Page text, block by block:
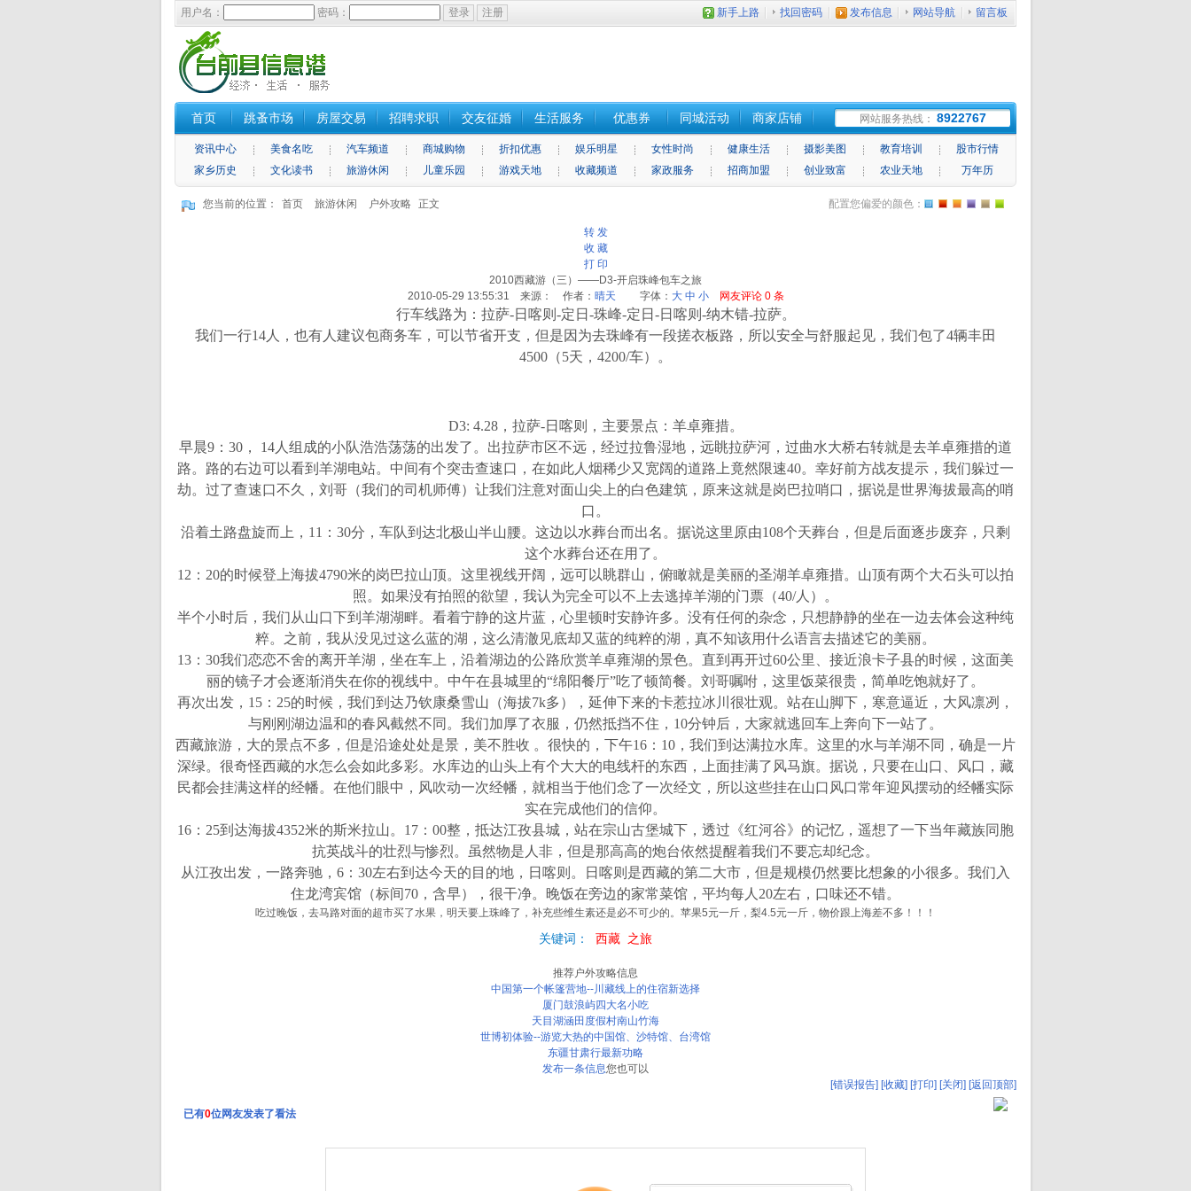
用户名： 密码： 新手上路 找回密码 发布信息 网站导航 留言板
首页 跳蚤市场 房屋交易 招聘求职 交友征婚 生活服务 优惠券 同城活动 商家店铺 网站服务热线： 8922767
资讯中心 美食名吃 汽车频道 商城购物 折扣优惠 娱乐明星 女性时尚 健康生活 摄影美图 教育培训
股市行情
家乡历史
文化读书 旅游休闲 儿童乐园 游戏天地 收藏频道 家政服务 招商加盟 创业致富 农业天地 万年历
您当前的位置： 首页 旅游休闲 户外攻略 正文 配置您偏爱的颜色：
转 发
收 藏
打 印
2010西藏游（三）——D3-开启珠峰包车之旅
2010-05-29 13:55:31 来源： 作者： 晴天 字体： 大 中 小 网友评论 0条
行车线路为：拉萨-日喀则 -定日 -珠峰-定日 -日喀则 -纳木错-拉萨。
我们一行14 人，也有人建议包商务车，可以节省开支，但是因为去珠峰有一段搓衣板路，所以安全与舒服起见，我们包了4辆丰田
4500（5天，4200/车）
。
D3: 4.28，拉萨-日喀则， 主要景点：羊卓雍措。
早晨9 ： 30 ， 14 人组成的小队浩浩荡荡的出发了。出拉萨市区不远，经过拉鲁湿地，远眺拉萨河，过曲水大桥右转就是去羊卓雍措的道
路。路的右边可以看到羊湖电站。中间有个突击查速口，在如此人烟稀少又宽阔的道路上竟然限速40。幸好前方战友提示，我们躲过一
劫。过了查速口不久，刘哥（我们的司机师傅）让我们注意对面山尖上的白色建筑，原来这就是岗巴拉哨口，据说是世界海拔最高的哨
口。
沿着土路盘旋而上， 11 ： 30分，车队到达北极山半山腰。这边以水葬台而出名。据说这里原由108个天葬台，但是后面逐步废弃，只剩
这个水葬台还在用了。
12：20的时候登上海拔4790米的岗巴拉山顶。这里视线开阔，远可以眺群山，俯瞰就是美丽的圣湖羊卓雍措。山顶有两个大石头可以拍
照。如果没有拍照的欲望，我认为完全可以不上去逃掉羊湖的门票（40/人）。
半个小时后，我们从山口下到羊湖湖畔。看着宁静的这片蓝，心里顿时安静许多。没有任何的杂念，只想静静的坐在一边去体会这种纯
粹。之前，我从没见过这么蓝的湖，这么清澈见底却又蓝的纯粹的湖，真不知该用什么语言去描述它的美丽。
13：30我们恋恋不舍的离开羊湖，坐在车上，沿着湖边的公路欣赏羊卓雍湖的景色。直到再开过60公里、接近浪卡子县的时候，这面美
丽的镜子才会逐渐消失在你的视线中。中午在县城里的“绵阳餐厅”吃了顿简餐。刘哥嘱咐，这里饭菜很贵，简单吃饱就好了。
再次出发，15：25的时候，我们到达乃钦康桑雪山（海拔7k多），延伸下来的卡惹拉冰川很壮观。站在山脚下，寒意逼近，大风凛冽，
与刚刚湖边温和的春风截然不同。我们加厚了衣服，仍然抵挡不住，10分钟后，大家就逃回车上奔向下一站了。
西藏旅游，大的景点不多，但是沿途处处是景，美不胜收 。很快的，下午16：10，我们到达满拉水库。这里的水与羊湖不同，确是一片
深绿。很奇怪西藏的水怎么会如此多彩。水库边的山头上有个大大的电线杆的东西，上面挂满了风马旗。据说，只要在山口、风口，藏
民都会挂满这样的经幡。在他们眼中，风吹动一次经幡，就相当于他们念了一次经文，所以这些挂在山口风口常年迎风摆动的经幡实际
实在完成他们的信仰。
16：25到达海拔4352米的斯米拉山。17：00整，抵达江孜县城，站在宗山古堡城下，透过《红河谷》的记忆，遥想了一下当年藏族同胞
抗英战斗的壮烈与惨烈。虽然物是人非，但是那高高的炮台依然提醒着我们不要忘却纪念。
从江孜出发，一路奔驰，6：30左右到达今天的目的地，日喀则。日喀则是西藏的第二大市，但是规模仍然要比想象的小很多。我们入
住龙湾宾馆（标间70，含早），很干净。晚饭在旁边的家常菜馆，平均每人20左右，口味还不错。
吃过晚饭，去马路对面的超市买了水果，明天要上珠峰了，补充些维生素还是必不可少的。苹果5元一斤，梨4.5元一斤，物价跟上海差不多！！！
关键词： 西藏 之旅
推荐户外攻略信息
中国第一个帐篷营地--川藏线上的住宿新选择
厦门鼓浪屿四大名小吃
天目湖涵田度假村南山竹海
世博初体验--游览大热的中国馆、沙特馆、台湾馆
东疆甘肃行最新功略
发布一条信息您也可以
[错误报告] [收藏] [打印] [关闭] [返回顶部]
已有0位网友发表了看法